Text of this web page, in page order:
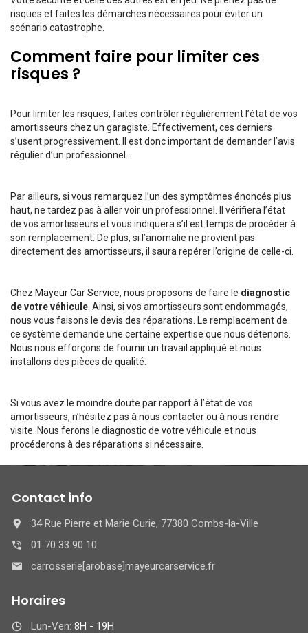
risques et faites les démarches nécessaires pour éviter un
scénario catastrophe.
Comment faire pour limiter ces
risques ?
Pour limiter les risques, faites contrôler régulièrement l’état de vos
amortisseurs chez un garagiste. Effectivement, ces derniers
s’usent progressivement. Il est donc important de demander l’avis
régulier d’un professionnel.
Par ailleurs, si vous remarquez l’un des symptômes énoncés plus
haut, ne tardez pas à aller voir un professionnel. Il vérifiera l’état
de vos amortisseurs et vous indiquera s’il est temps de procéder à
son remplacement. De plus, si l’anomalie ne provient pas
directement des amortisseurs, il saura repérer l’origine de celle-ci.
Chez Mayeur Car Service, nous proposons de faire le diagnostic
de votre véhicule . Ainsi, si vos amortisseurs sont endommagés,
nous vous faisons le devis des réparations. Le remplacement de
ce système demande une certaine expertise que nous détenons.
Nous nous efforçons de fournir un travail appliqué et nous
installons des pièces de qualité.
Si vous avez le moindre doute par rapport à l’état de vos
amortisseurs, n’hésitez pas à nous contacter ou à nous rendre
visite. Nous ferons le diagnostic de votre véhicule et nous
procéderons à des réparations si nécessaire.
Contact info
34 Rue Pierre et Marie Curie, 77380 Combs-la-Ville
01 70 33 90 10
carrosserie[arobase]mayeurcarservice.fr
Horaires
Lun-Ven: 8H - 19H